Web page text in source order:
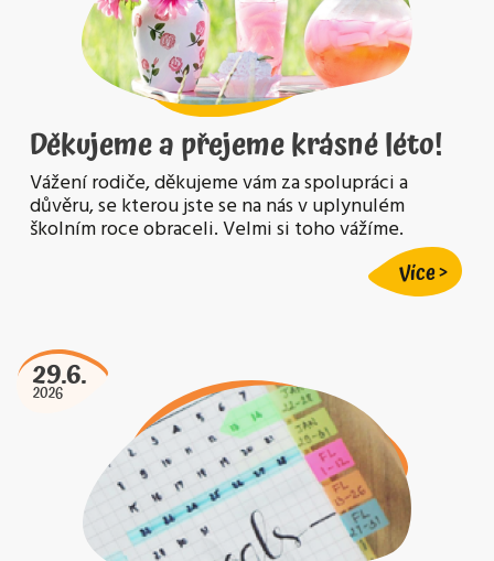
Děkujeme a přejeme krásné léto!
Vážení rodiče, děkujeme vám za spolupráci a
důvěru, se kterou jste se na nás v uplynulém
školním roce obraceli. Velmi si toho vážíme.
Více
29.6.
2026